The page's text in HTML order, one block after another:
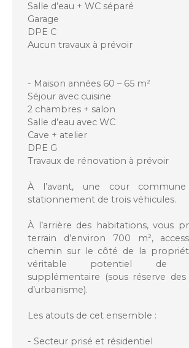
Salle d’eau + WC séparé
Garage
DPE C
Aucun travaux à prévoir
- Maison années 60 – 65 m²
Séjour avec cuisine
2 chambres + salon
Salle d’eau avec WC
Cave + atelier
DPE G
Travaux de rénovation à prévoir
À l’avant, une cour
stationnement de trois véhicules.
À l’arrière des habitations, vous
terrain d’environ 700 m²,
chemin sur le côté de la
véritable potentiel de
supplémentaire (sous réserve des
d’urbanisme).
Les atouts de cet ensemble :
- Secteur prisé et résidentiel